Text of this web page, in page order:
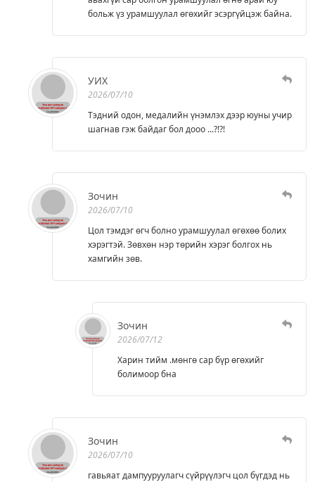
больж үз урамшуулал өгөхийг эсэргүйцэж байна.
УИХ
2026/07/10
Тэдний одон, медалийн үнэмлэх дээр юуны учир
шагнав гэж байдаг бол дооо ...?!?!
Зочин
2026/07/10
Цол тэмдэг өгч болно урамшуулал өгөхөө болих
хэрэгтэй. Зөвхөн нэр төрийн хэрэг болгох нь
хамгийн зөв.
Зочин
2026/07/12
Харин тийм .мөнгө сар бүр өгөхийг
болимоор бна
Зочин
2026/07/10
гавьяат дампууруулагч сүйрүүлэгч цол бүгдэд нь